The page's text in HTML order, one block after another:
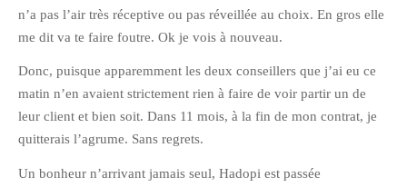
n’a pas l’air très réceptive ou pas réveillée au choix. En gros elle
me dit va te faire foutre. Ok je vois à nouveau.
Donc, puisque apparemment les deux conseillers que j’ai eu ce
matin n’en avaient strictement rien à faire de voir partir un de
leur client et bien soit. Dans 11 mois, à la fin de mon contrat, je
quitterais l’agrume. Sans regrets.
Un bonheur n’arrivant jamais seul, Hadopi est passée